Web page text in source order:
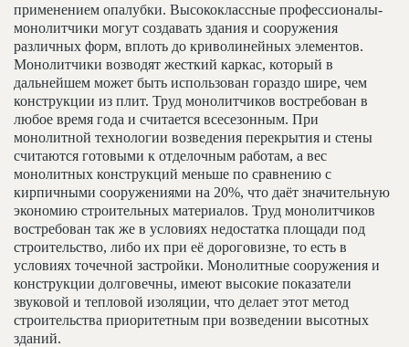
применением опалубки. Высококлассные профессионалы-
монолитчики могут создавать здания и сооружения
различных форм, вплоть до криволинейных элементов.
Монолитчики возводят жесткий каркас, который в
дальнейшем может быть использован гораздо шире, чем
конструкции из плит. Труд монолитчиков востребован в
любое время года и считается всесезонным. При
монолитной технологии возведения перекрытия и стены
считаются готовыми к отделочным работам, а вес
монолитных конструкций меньше по сравнению с
кирпичными сооружениями на 20%, что даёт значительную
экономию строительных материалов. Труд монолитчиков
востребован так же в условиях недостатка площади под
строительство, либо их при её дороговизне, то есть в
условиях точечной застройки. Монолитные сооружения и
конструкции долговечны, имеют высокие показатели
звуковой и тепловой изоляции, что делает этот метод
строительства приоритетным при возведении высотных
зданий.